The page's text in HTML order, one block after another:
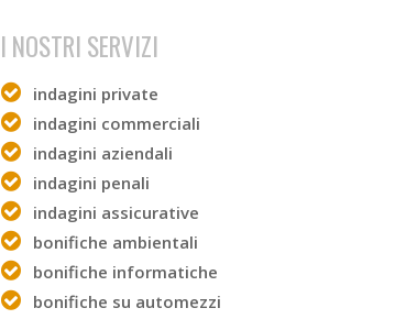
I NOSTRI SERVIZI
indagini private
indagini commerciali
indagini aziendali
indagini penali
indagini assicurative
bonifiche ambientali
bonifiche informatiche
bonifiche su automezzi